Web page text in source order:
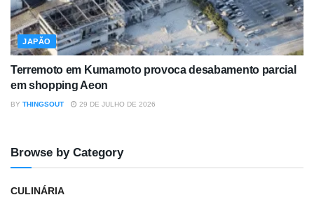
JAPÃO
Terremoto em Kumamoto provoca desabamento parcial
em shopping Aeon
BY THINGSOUT 29 DE JULHO DE 2026
Browse by Category
CULINÁRIA